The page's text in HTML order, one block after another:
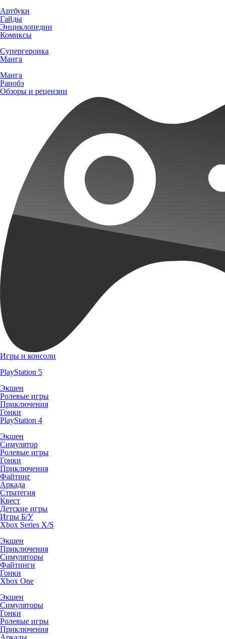
Артбуки
Гайды
Энциклопедии
Комиксы
Супергероика
Манга
Манга
Ранобэ
Обзоры и рецензии
Игры и консоли
PlayStation 5
Экшен
Ролевые игры
Приключения
Гонки
PlayStation 4
Экшен
Симулятор
Ролевые игры
Гонки
Приключения
Файтинг
Аркада
Стратегия
Квест
Детские игры
Игры Б/У
Xbox Series X/S
Экшен
Приключения
Симуляторы
Файтинги
Гонки
Xbox One
Экшен
Симуляторы
Гонки
Ролевые игры
Приключения
Аркады